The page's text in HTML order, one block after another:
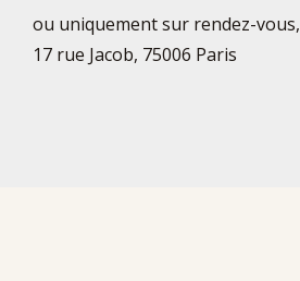
ou uniquement sur rendez-vous,
17 rue Jacob, 75006 Paris